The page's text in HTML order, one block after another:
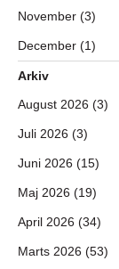
November (3)
December (1)
Arkiv
August 2026 (3)
Juli 2026 (3)
Juni 2026 (15)
Maj 2026 (19)
April 2026 (34)
Marts 2026 (53)